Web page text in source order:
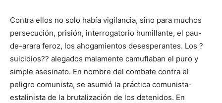
Contra ellos no solo había vigilancia, sino para muchos
persecución, prisión, interrogatorio humillante, el pau-
de-arara feroz, los ahogamientos desesperantes. Los ?
suicidios?? alegados malamente camuflaban el puro y
simple asesinato. En nombre del combate contra el
peligro comunista, se asumió la práctica comunista-
estalinista de la brutalización de los detenidos. En